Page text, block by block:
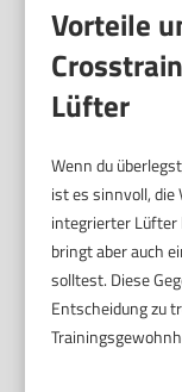
Vorteile
Lüfter
Wenn du
ist es sinnvoll, die
integrierter Lüfter
bringt aber auch
solltest. Diese
Entscheidung zu